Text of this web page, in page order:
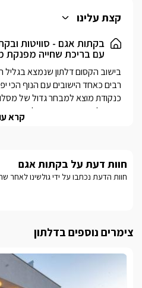
קצת עלינו
בקתות אגם - סוויטות
עם בריכת שחייה מפנקת
פנים הסוויטות ובקתות
קרא
חוות דעת על בקתות אגם
חוות הדעת נכתבו על ידי גולשינו לאחר
צימרים נוספים בדלתון